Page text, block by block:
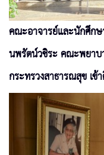
คณะอาจารย์และนักศึก
นพรัตน์วชิระ คณะพยา
กระทรวงสาธารณสุข เ